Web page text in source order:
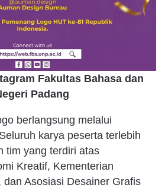
Fakultas Bahasa dan
Padang
berlangsung melalui
karya peserta terlebih
tim yang terdiri atas
Kreatif, Kementerian
dan Asosiasi Desainer Grafis